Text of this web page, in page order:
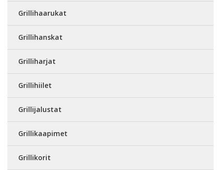
Grillihaarukat
Grillihanskat
Grilliharjat
Grillihiilet
Grillijalustat
Grillikaapimet
Grillikorit